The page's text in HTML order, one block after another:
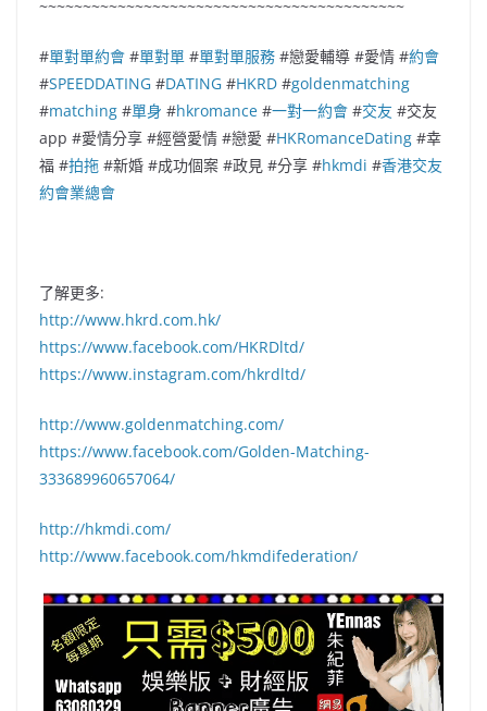
~~~~~~~~~~~~~~~~~~~~~~~~~~~~~~~~~~~~~~~~~~
#單對單約會 #單對單 #單對單服務 #戀愛輔導 #愛情 #約會
#SPEEDDATING #DATING #HKRD #goldenmatching
#matching #單身 #hkromance #一對一約會 #交友 #交友
app #愛情分享 #經營愛情 #戀愛 #HKRomanceDating #幸
福 #拍拖 #新婚 #成功個案 #政見 #分享 #hkmdi #香港交友
約會業總會
了解更多:
http://www.hkrd.com.hk/
https://www.facebook.com/HKRDltd/
https://www.instagram.com/hkrdltd/
http://www.goldenmatching.com/
https://www.facebook.com/Golden-Matching-
333689960657064/
http://hkmdi.com/
http://www.facebook.com/hkmdifederation/